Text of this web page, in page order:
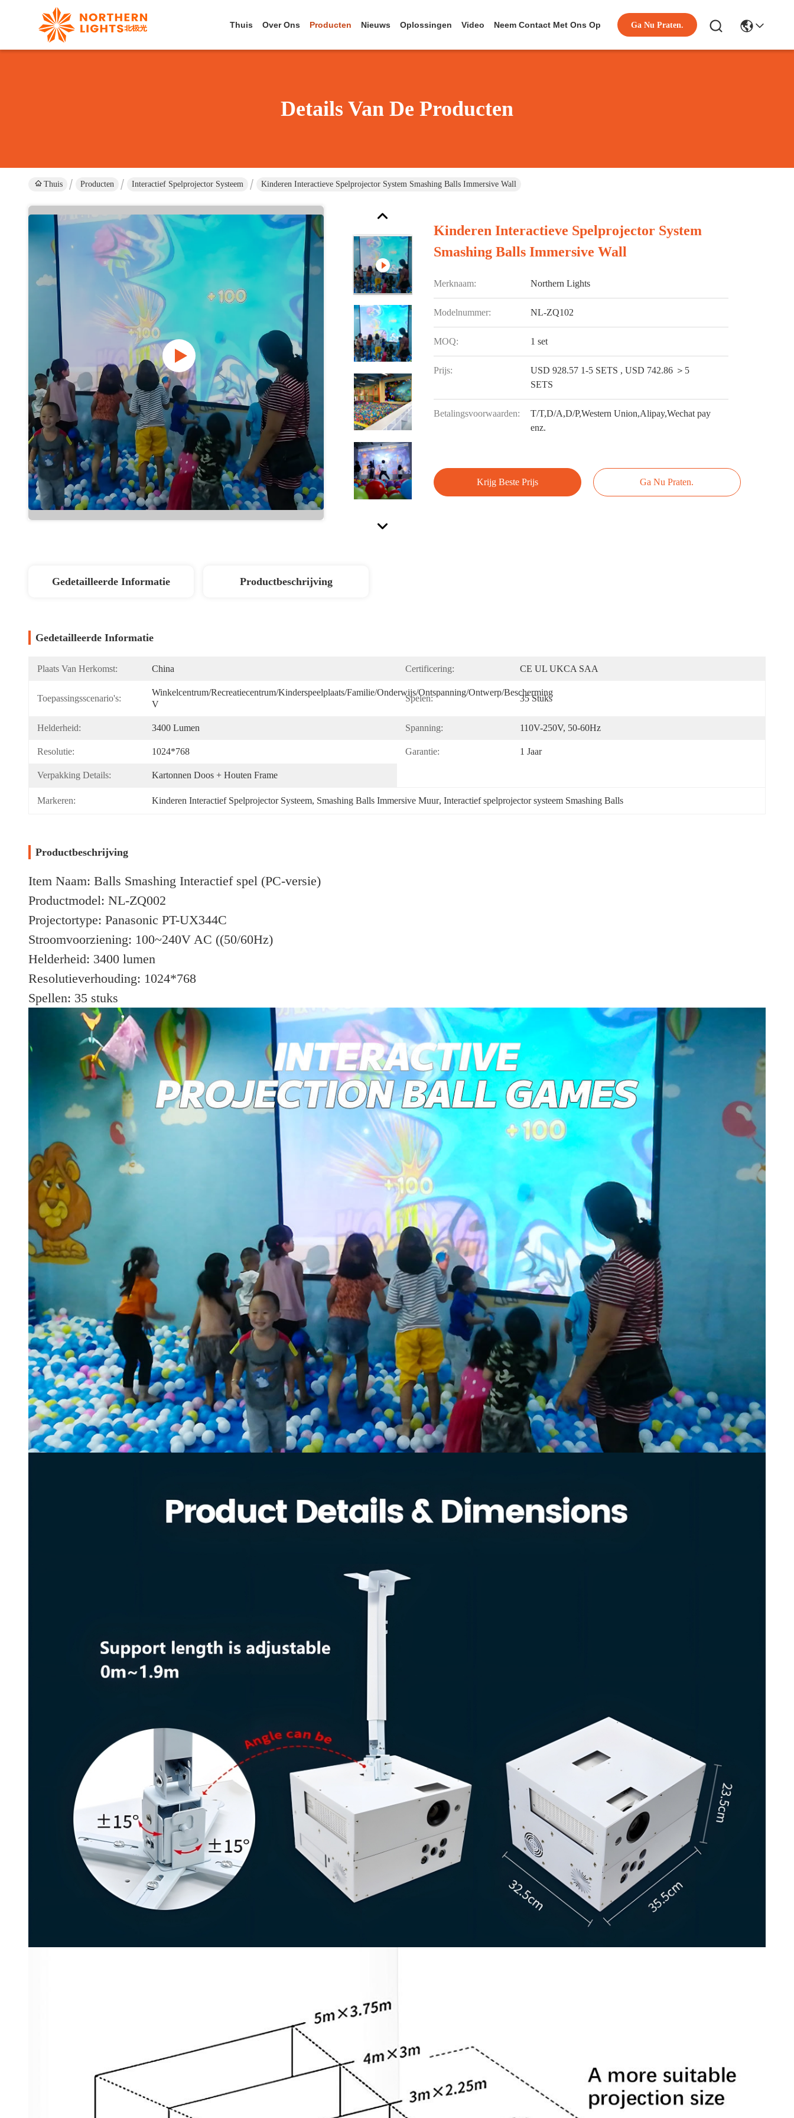
Thuis Over Ons Producten Nieuws Oplossingen Video Neem Contact Met Ons Op Ga Nu Praten.
Details Van De Producten
Thuis Producten Interactief Spelprojector Systeem Kinderen Interactieve Spelprojector System Smashing Balls Immersive Wall
Kinderen Interactieve Spelprojector System
Smashing Balls Immersive Wall
Merknaam: Northern Lights
Modelnummer: NL-ZQ102
MOQ: 1 set
Prijs:
USD 928.57 1-5 SETS , USD 742.86 ＞5
SETS
Betalingsvoorwaarden:
T/T,D/A,D/P,Western Union,Alipay,Wechat pay
enz.
Krijg Beste Prijs Ga Nu Praten.
Gedetailleerde Informatie Productbeschrijving
Gedetailleerde Informatie
Plaats Van Herkomst: China Certificering: CE UL UKCA SAA
Toepassingsscenario's:
Winkelcentrum/Recreatiecentrum/Kinderspeelplaats/Familie/Onderwijs/Ontspanning/ontwerp/bescherming
V
Spelen: 35 Stuks
Helderheid: 3400 Lumen Spanning: 110V-250V, 50-60Hz
Resolutie: 1024*768 Garantie: 1 Jaar
Verpakking Details: Kartonnen Doos + Houten Frame
Markeren: Kinderen Interactief Spelprojector Systeem, Smashing Balls Immersive Muur, Interactief spelprojector systeem Smashing Balls
Productbeschrijving
Item Naam: Balls Smashing Interactief spel (PC-versie)
Productmodel: NL-ZQ002
Projectortype: Panasonic PT-UX344C
Stroomvoorziening: 100~240V AC ((50/60Hz)
Helderheid: 3400 lumen
Resolutieverhouding: 1024*768
Spellen: 35 stuks